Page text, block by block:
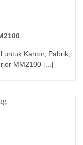
untuk Kantor, Pabrik,
MM2100 [...]